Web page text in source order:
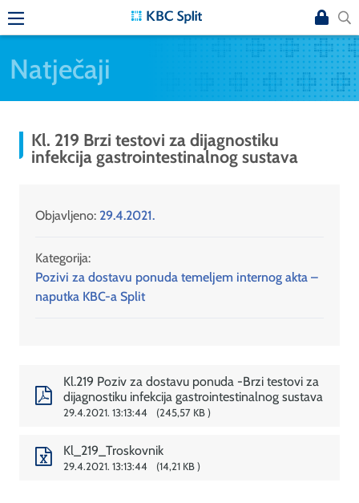
Natječaji
Kl. 219 Brzi testovi za dijagnostiku
infekcija gastrointestinalnog sustava
Objavljeno: 29.4.2021.
Kategorija:
Pozivi za dostavu ponuda temeljem internog akta –
naputka KBC-a Split
Kl.219 Poziv za dostavu ponuda -Brzi testovi za
dijagnostiku infekcija gastrointestinalnog sustava
29.4.2021. 13:13:44 245,57 KB
Kl_219_Troskovnik
29.4.2021. 13:13:44 14,21 KB